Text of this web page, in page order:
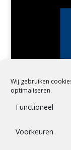
Wij gebruiken
optimaliseren.
Functioneel
Voorkeuren